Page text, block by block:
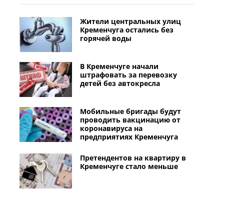
Жители центральных улиц
Кременчуга остались без
горячей воды
В Кременчуге начали
штрафовать за перевозку
детей без автокресла
Мобильные бригады будут
проводить вакцинацию от
коронавируса на
предприятиях Кременчуга
Претендентов на квартиру в
Кременчуге стало меньше